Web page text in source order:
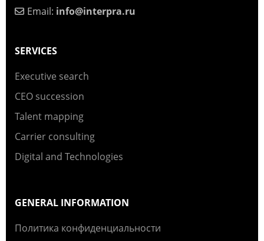
Email: info@interpra.ru
SERVICES
Executive search
CEO succession
Talent mapping
Carrier consulting
Digital and Technologies
GENERAL INFORMATION
Политика конфиденциальности